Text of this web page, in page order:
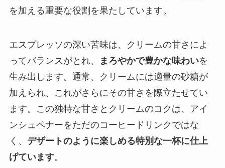
を加える重要な役割を果たしています。
エスプレッソの深い苦味は、クリームの甘さによ
ってバランスがとれ、
まろやかで豊かな味わいを
生み出します。通常、クリームには適量の砂糖が
加えられ、これがさらにその甘さを際立たせてい
ます。この独特な甘さとクリームのコクは、アイ
ンシュペナーをただのコーヒードリンクではな
く、 デザートのように楽しめる特別な一杯に仕上
げています。